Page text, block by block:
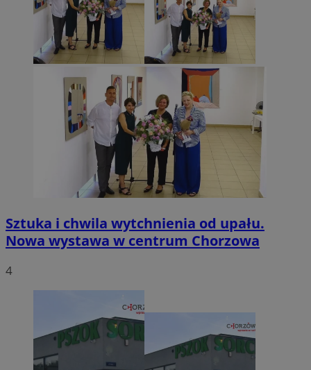
Sztuka i chwila wytchnienia od upału.
Nowa wystawa w centrum Chorzowa
4